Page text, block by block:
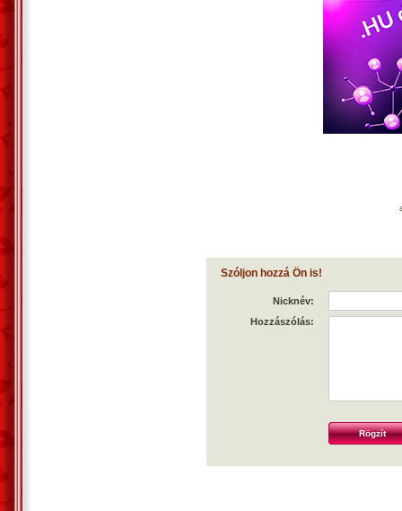
Szóljon hozzá Ön is!
Nicknév:
Hozzászólás: